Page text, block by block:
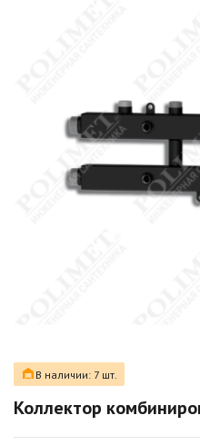
В наличии: 7 шт.
Коллектор